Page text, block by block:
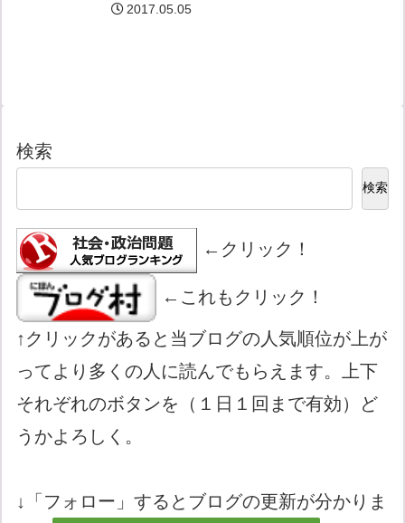
2017.05.05
検索
検索
←クリック！
←これもクリック！
↑クリックがあると当ブログの人気順位が上が
ってより多くの人に読んでもらえます。上下
それぞれのボタンを（１日１回まで有効）ど
うかよろしく。
↓「フォロー」するとブログの更新が分かりま